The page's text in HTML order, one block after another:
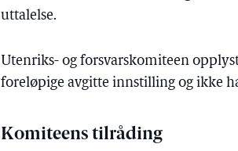
uttalelse.
Utenriks- og forsvarskomiteen
foreløpige avgitte innstilling og ikke
Komiteens tilråding